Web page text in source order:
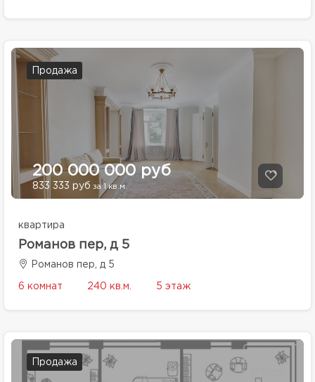
Продажа
200 000 000 руб
833 333 руб за 1 кв.м.
квартира
Романов пер, д 5
Романов пер, д 5
6 комнат 240 кв.м. 5 этаж
Продажа